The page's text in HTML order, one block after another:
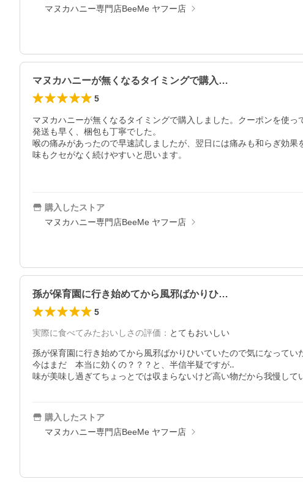
マヌカハニー専門店BeeMe ヤフー店
マヌカハニーが無くなるタイミングで購入…
5
マヌカハニーが無くなるタイミングで購入しました。クーポンを使っ
発送も早く、梱包も丁寧でした。
喉の痛みがあったので早速試しましたが、翌日には痛みも和らぎ効果
味もクセがなく続けやすいと思います。
購入したストア
マヌカハニー専門店BeeMe ヤフー店
孫が保育園に行き始めてから風邪ばかりひ…
5
実際に食べてみたおいしさの評価 ： とてもおいしい
孫が保育園に行き始めてから風邪ばかりひいていたので気になってい
今はまだ　本当に効くの？？？と、半信半疑ですが‥
味が美味し過ぎてちょっとでは収まらないけど高い物だから我慢して
購入したストア
マヌカハニー専門店BeeMe ヤフー店